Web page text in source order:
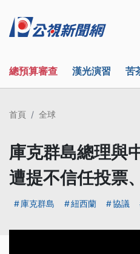
總預算審查 漢光演習 苦
首頁 全球
庫克群島總理與
遭提不信任投票
庫克群島 紐西蘭 協議